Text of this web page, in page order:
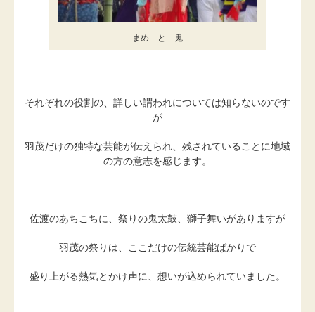
まめ と 鬼
それぞれの役割の、詳しい謂われについては知らないのです
が
羽茂だけの独特な芸能が伝えられ、残されていることに地域
の方の意志を感じます。
佐渡のあちこちに、祭りの鬼太鼓、獅子舞いがありますが
羽茂の祭りは、ここだけの伝統芸能ばかりで
盛り上がる熱気とかけ声に、想いが込められていました。